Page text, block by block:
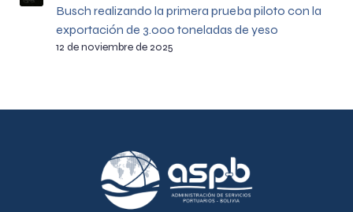
Busch realizando la primera prueba piloto con la
exportación de 3.000 toneladas de yeso
12 de noviembre de 2025